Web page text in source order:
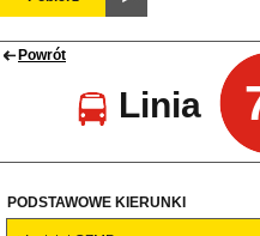
Powrót
Linia
PODSTAWOWE KIERUNKI